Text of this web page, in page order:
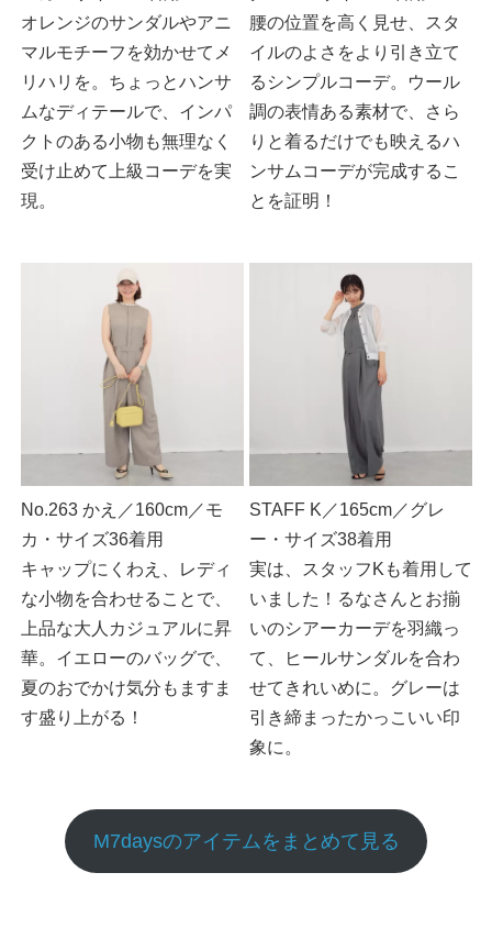
オレンジのサンダルやアニ
マルモチーフを効かせてメ
リハリを。ちょっとハンサ
ムなディテールで、インパ
クトのある小物も無理なく
受け止めて上級コーデを実
現。
腰の位置を高く見せ、スタ
イルのよさをより引き立て
るシンプルコーデ。ウール
調の表情ある素材で、さら
りと着るだけでも映えるハ
ンサムコーデが完成するこ
とを証明！
No.263 かえ／160cm／モ
カ・サイズ36着用
キャップにくわえ、レディ
な小物を合わせることで、
上品な大人カジュアルに昇
華。イエローのバッグで、
夏のおでかけ気分もますま
す盛り上がる！
STAFF K／165cm／グレ
ー・サイズ38着用
実は、スタッフKも着用して
いました！るなさんとお揃
いのシアーカーデを羽織っ
て、ヒールサンダルを合わ
せてきれいめに。グレーは
引き締まったかっこいい印
象に。
M7daysのアイテムをまとめて見る